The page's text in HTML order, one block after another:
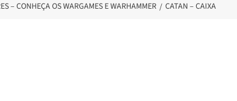
– CONHEÇA OS WARGAMES E WARHAMMER CATAN – CAIXA